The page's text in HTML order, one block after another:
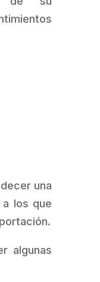
una
los que
algunas